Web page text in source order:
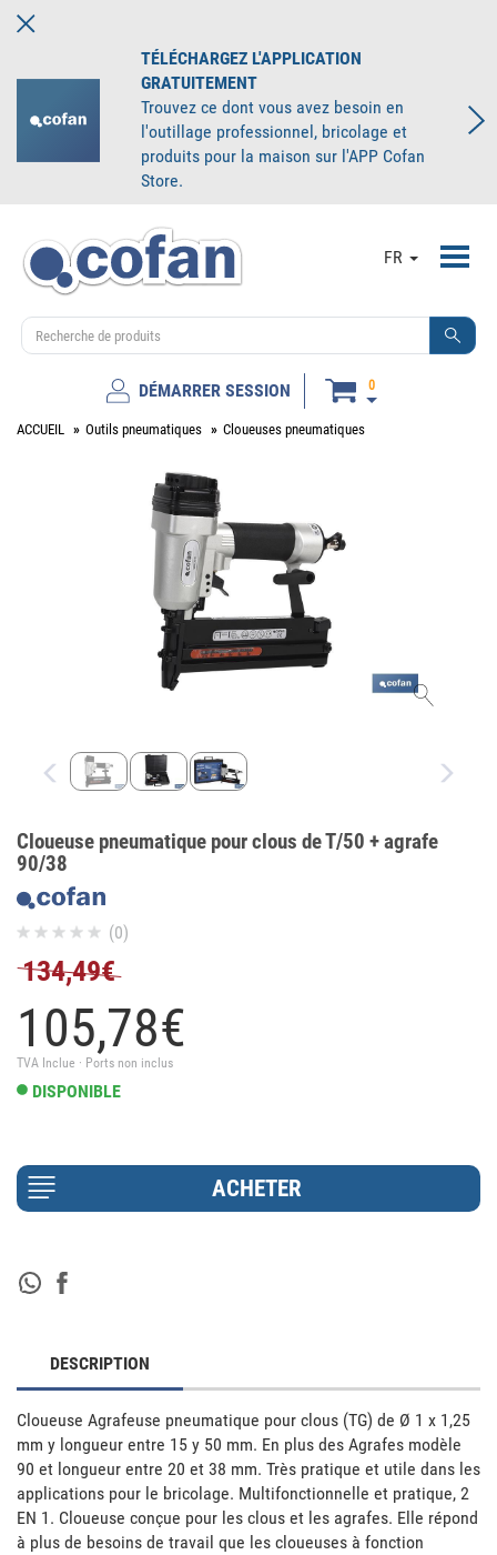
TÉLÉCHARGEZ L'APPLICATION
GRATUITEMENT
Trouvez ce dont vous avez besoin en
l'outillage professionnel, bricolage et
produits pour la maison sur l'APP Cofan
Store.
FR
DÉMARRER SESSION 0
ACCUEIL Outils pneumatiques Cloueuses pneumatiques
Cloueuse pneumatique pour clous de T/50 + agrafe
90/38
(0)
134,49€
105,78€
TVA Inclue · Ports non inclus
DISPONIBLE
DESCRIPTION
Cloueuse Agrafeuse pneumatique pour clous (TG) de Ø 1 x 1,25
mm y longueur entre 15 y 50 mm. En plus des Agrafes modèle
90 et longueur entre 20 et 38 mm. Très pratique et utile dans les
applications pour le bricolage. Multifonctionnelle et pratique, 2
EN 1. Cloueuse conçue pour les clous et les agrafes. Elle répond
à plus de besoins de travail que les cloueuses à fonction